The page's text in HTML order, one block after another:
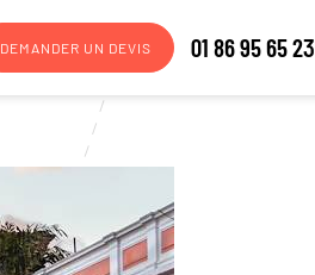
DEMANDER UN DEVIS 01 86 95 65 23